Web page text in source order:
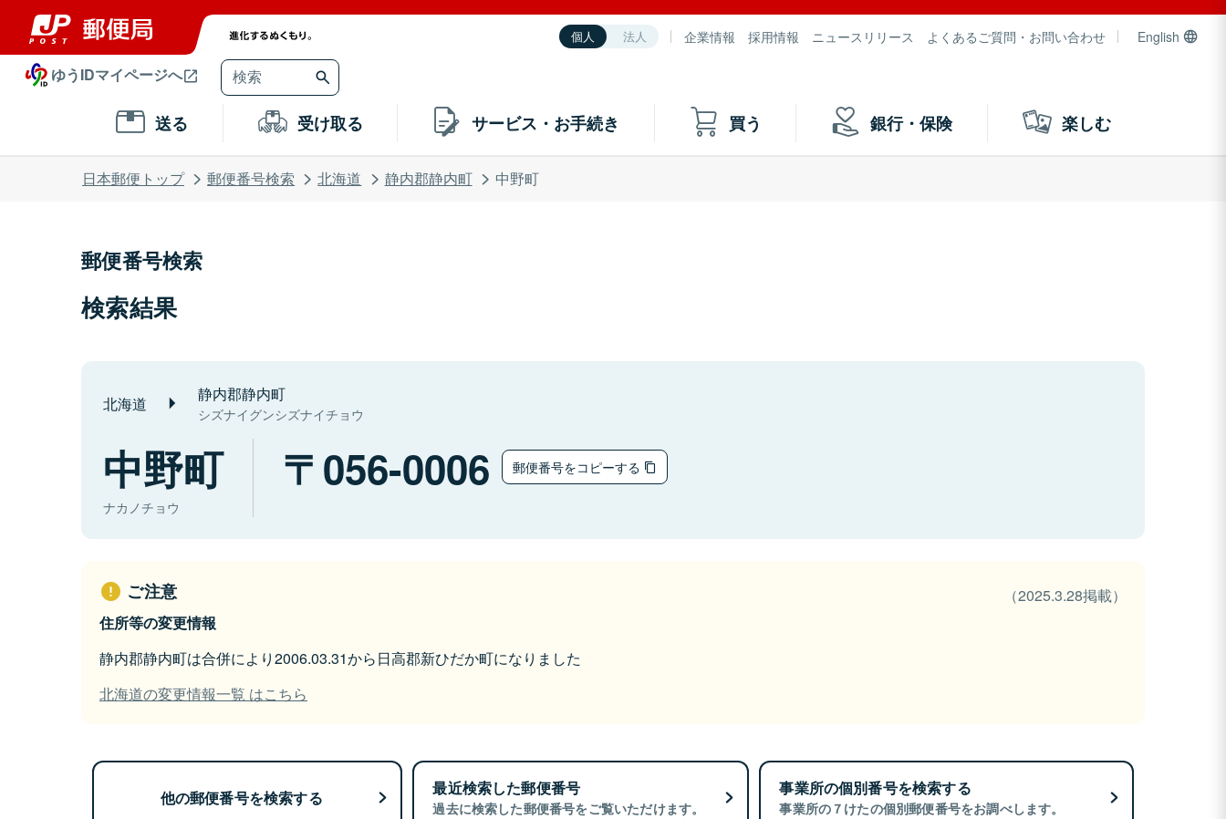
個人 法人 企業情報 採用情報 ニュースリリース よくあるご質問・お問い合わせ English
ゆうIDマイページへ
送る 受け取る サービス・お手続き 買う 銀行・保険 楽しむ
日本郵便トップ 郵便番号検索 北海道 静内郡静内町 中野町
郵便番号検索
検索結果
北海道 静内郡静内町
シズナイグンシズナイチョウ
中野町
ナカノチョウ
056-0006 郵便番号をコピーする
ご注意
（2025.3.28掲載）
住所等の変更情報
静内郡静内町は合併により2006.03.31から日高郡新ひだか町になりました
北海道の変更情報一覧 はこちら
他の郵便番号を検索する 最近検索した郵便番号
過去に検索した郵便番号をご覧いただけます。
事業所の個別番号を検索する
事業所の７けたの個別郵便番号をお調べします。